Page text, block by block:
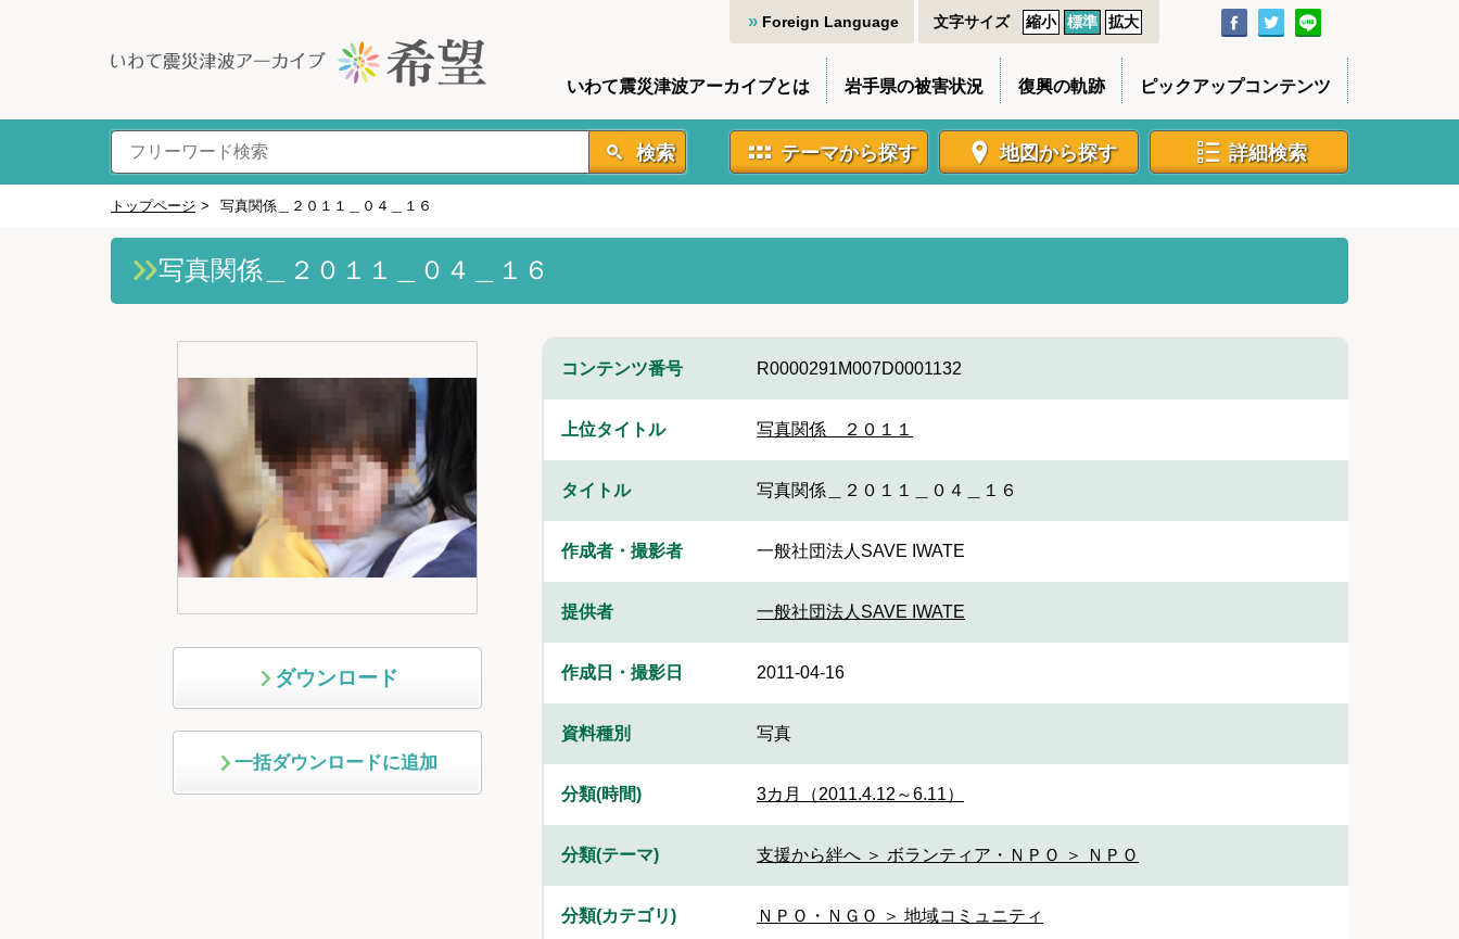
Foreign Language 文字サイズ 縮小 標準 拡大
いわて震災津波アーカイブとは 岩手県の被害状況 復興の軌跡 ピックアップコンテンツ
検索 テーマから探す 地図から探す 詳細検索
トップページ > 写真関係＿２０１１＿０４＿１６
写真関係＿２０１１＿０４＿１６
ダウンロード
一括ダウンロードに追加
コンテンツ番号 R0000291M007D0001132
上位タイトル 写真関係 ２０１１
タイトル 写真関係＿２０１１＿０４＿１６
作成者・撮影者 一般社団法人SAVE IWATE
提供者 一般社団法人SAVE IWATE
作成日・撮影日 2011-04-16
資料種別 写真
分類(時間) 3カ月（2011.4.12～6.11）
分類(テーマ) 支援から絆へ ＞ ボランティア・ＮＰＯ ＞ ＮＰＯ
分類(カテゴリ) ＮＰＯ・ＮＧＯ ＞ 地域コミュニティ